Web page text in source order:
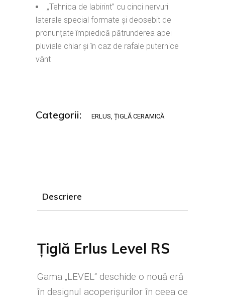
„Tehnica de labirint” cu cinci nervuri
laterale special formate și deosebit de
pronunțate împiedică pătrunderea apei
pluviale chiar și în caz de rafale puternice
vânt
Categorii: ERLUS, ȚIGLĂ CERAMICĂ
Descriere
Țiglă Erlus Level RS
Gama „LEVEL“ deschide o nouă eră
în designul acoperişurilor în ceea ce